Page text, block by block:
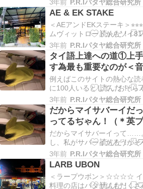
タクシン氏のことも好きでは
とのことだからやはり気に入
のだろう。何故なら新しく首
まったセッター氏はタイ貢献
員であり、同党はタクシン派
ある。 そう。昨日…
3年前 P.R.Iパタヤ総合研究所
AE & EK STAKE
＜AEアンドEKステーキ＞
ムヴィットロードからソイ
東側に入ったところにある西
のレストラン。ステーキサラ
パスタなどメニュウには一通
ていて、味もまあまあな割に
く価格が安い。店の雰囲気は
いから値付けが明らかにバグ
る。ま…
3年前 P.R.Iパタヤ総合研究所
タイ語上達への道①上
す為最も重要なのが＜
調）＞であることをま
っかりと理解しよう
例えばこのサイトの熱心な読
に100人いるとして、おそら
は駐在というかタイ現地在住
しくはパイパイマーマー（行
来たり）あるいは長期滞在し
がある方々なのだろう、と、
手に予測している。で、残り
旅行でタイをしょっちゅう訪
やただ単に好きな人…
3年前 P.R.Iパタヤ総合研究所
だからマイサバーイだ
ってるぢゃん！（＊英
アリーグのネタバレあ
だからマイサバーイって……
し、私がサバーイだろうがそ
かろうが彼女らにはまったく
いワケで。 LINEメッセージで
やり取りがあまりにも面白か
で、体調思わしくない中つい
3年前 P.R.Iパタヤ総合研究所
LARB UBON
＜ラープウボン＞☆☆☆☆ イ
料理の店はパタヤにもたくさ